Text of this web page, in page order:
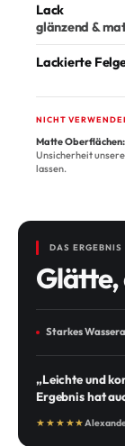
Lack
glänzend &
Lackierte
NICHT
Matte Oberflächen:
Unsicherheit
lassen.
DAS ERGEBNIS
Glätte,
Starkes
„Leichte und
Ergebnis hat
★★★★★